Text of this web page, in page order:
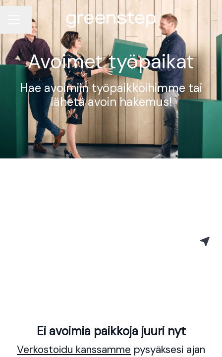
Uravalikko
Vaihda kieli
Avoimet työpaikat
Hae avoimiin työpaikkoihimme tai
lähetä avoin hakemus!
Ei avoimia paikkoja juuri nyt
Verkostoidu kanssamme pysyäksesi ajan